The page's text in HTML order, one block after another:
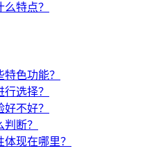
特点？
色功能？
选择？
不好？
断？
现在哪里？